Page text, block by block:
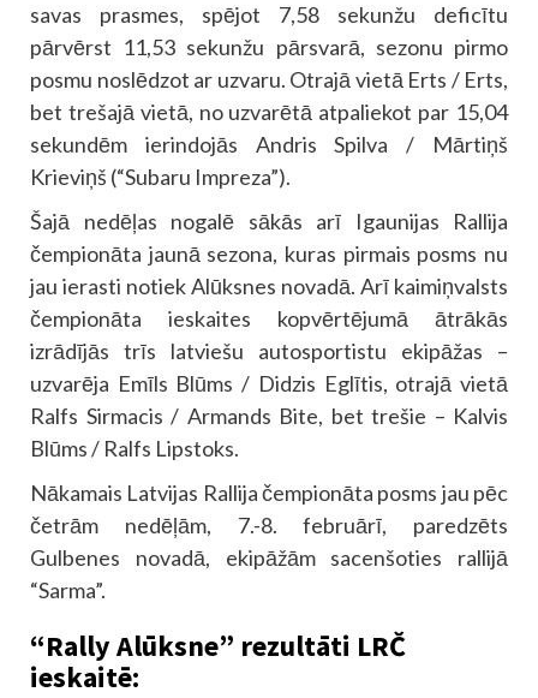
savas prasmes, spējot 7,58 sekunžu deficītu
pārvērst 11,53 sekunžu pārsvarā, sezonu pirmo
posmu noslēdzot ar uzvaru. Otrajā vietā Erts / Erts,
bet trešajā vietā, no uzvarētā atpaliekot par 15,04
sekundēm ierindojās Andris Spilva / Mārtiņš
Krieviņš (“Subaru Impreza”).
Šajā nedēļas nogalē sākās arī Igaunijas Rallija
čempionāta jaunā sezona, kuras pirmais posms nu
jau ierasti notiek Alūksnes novadā. Arī kaimiņvalsts
čempionāta ieskaites kopvērtējumā ātrākās
izrādījās trīs latviešu autosportistu ekipāžas –
uzvarēja Emīls Blūms / Didzis Eglītis, otrajā vietā
Ralfs Sirmacis / Armands Bite, bet trešie – Kalvis
Blūms / Ralfs Lipstoks.
Nākamais Latvijas Rallija čempionāta posms jau pēc
četrām nedēļām, 7.-8. februārī, paredzēts
Gulbenes novadā, ekipāžām sacenšoties rallijā
“Sarma”.
“Rally Alūksne” rezultāti LRČ
ieskaitē: